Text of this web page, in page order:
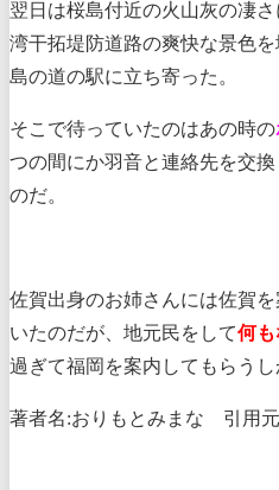
翌日は桜島付近の火山灰の凄
湾干拓堤防道路の爽快な景色
島の道の駅に立ち寄った。
そこで待っていたのはあの時の
つの間にか羽音と連絡先を交
のだ。
佐賀出身のお姉さんには佐賀
いたのだが、地元民をして何
過ぎて福岡を案内してもらうし
著者名:おりもとみまな 引用